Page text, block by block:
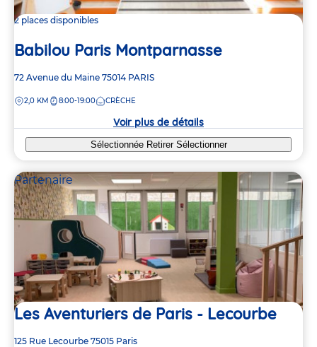
2 places disponibles
Babilou Paris Montparnasse
Adresse
la
72 Avenue du Maine 75014 PARIS
DISTANCE
2,0 KM 8:00-19:00 CRÈCHE
Voir plus de détails
Sélectionnée Retirer Sélectionner
Partenaire
Les Aventuriers de Paris - Lecourbe
Adresse
125 Rue Lecourbe 75015 Paris